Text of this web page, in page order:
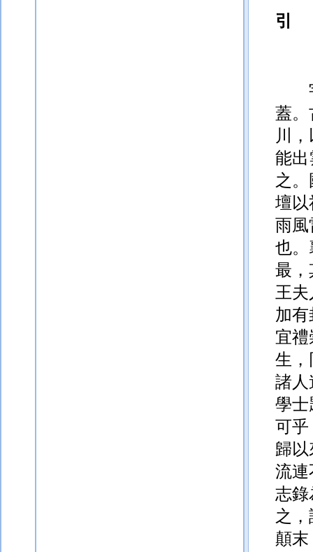
引
蓋。
川
能出
之
壇以
雨
也。
最，
王夫
加
宜
生，
諸人
學士
可乎
歸
流連
志錄
之
顛末